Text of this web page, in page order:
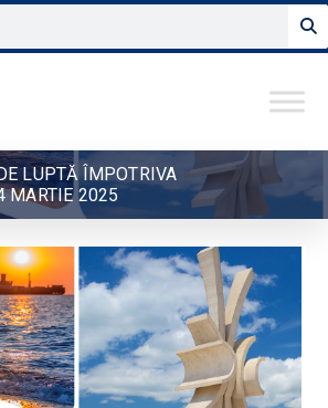
LUPTĂ ÎMPOTRIVA
MARTIE 2025